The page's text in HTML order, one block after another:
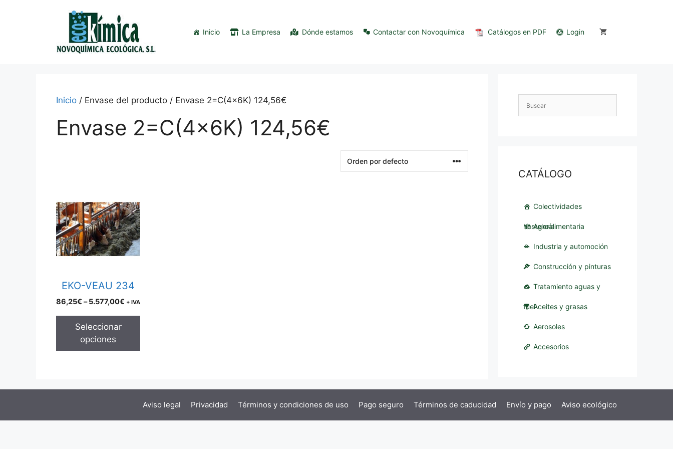
Inicio La Empresa Dónde estamos Contactar con Novoquímica Catálogos en PDF Login
Inicio / Envase del producto / Envase 2=C(4x6K) 124,56€
Envase 2=C(4x6K) 124,56€
EKO-VEAU 234
86,25€ – 5.577,00€ Price
+ IVA
Seleccionar
opciones
product
has
multiple
variants.
The
may
chosen
on
product
CATÁLOGO
Colectividades
hostelería
Agroalimentaria
Industria y automoción
Construcción y pinturas
Tratamiento aguas y
fuelAceites y grasas
Aerosoles
Accesorios
Aviso legal Privacidad Términos y condiciones de uso Pago seguro Términos de caducidad Envío y pago Aviso ecológico